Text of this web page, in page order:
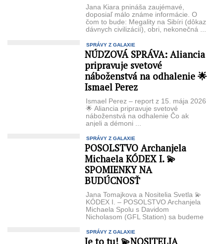
Jana Kiara pnináša zaujémavé,
doposiaľ málo známe informácie. O
čom to bude: Megality na Sibíri (dôkaz
dávnych civilizácií), obri, nekonečná ...
SPRÁVY Z GALAXIE
NÚDZOVÁ SPRÁVA: Aliancia
pripravuje svetové
náboženstvá na odhalenie 🌟
Ismael Perez
Ismael Perez – report z 15. mája 2026
🌟 Aliancia pripravuje svetové
náboženstvá na odhalenie Čo ak
anjeli a démoni ...
SPRÁVY Z GALAXIE
POSOLSTVO Archanjela
Michaela KÓDEX I. 💫
SPOMIENKY NA
BUDÚCNOSŤ
Jana Tomajkova a Nositelia Svetla 💫
KÓDEX I. – POSOLSTVO Archanjela
Michaela Spolu s Davidom
Nicholasom (GFL Station) sa budeme
SPRÁVY Z GALAXIE
Je to tu! 💫NOSITELIA